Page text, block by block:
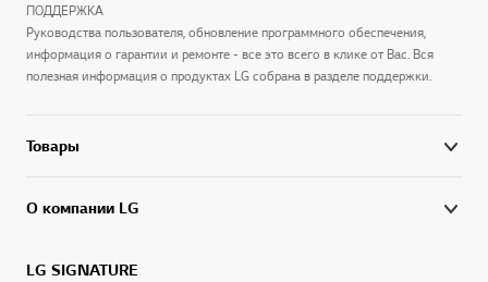
ПОДДЕРЖКА
Руководства пользователя, обновление программного обеспечения,
информация о гарантии и ремонте - все это всего в клике от Вас. Вся
полезная информация о продуктах LG собрана в разделе поддержки.
Товары
О компании LG
LG SIGNATURE